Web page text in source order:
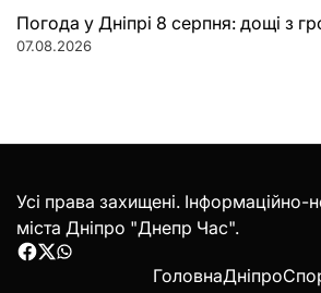
Погода у Дніпрі 8 серпня: дощі з
07.08.2026
Усі права захищені. Інформаційно-
міста Дніпро "Днепр Час".
Facebook
Twitter
WhatsApp
ГоловнаДніпро